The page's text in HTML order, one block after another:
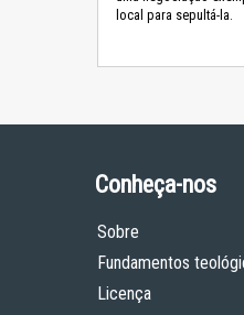
local para sepultá-la.
Conheça-nos
Sobre
Fundamentos
Licença